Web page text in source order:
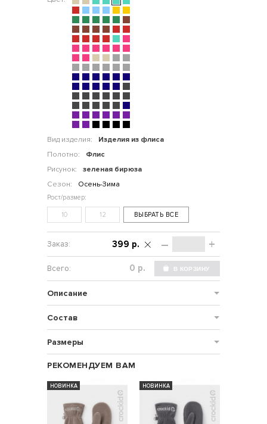
Вид изделия:
Изделия из флиса
Полотно:
Флис
Рисунок:
зеленая бирюза
Сезон:
Осень-Зима
10 12 ВЫБРАТЬ ВСЕ
– +
399 р.
р.
Описание
Состав
Размеры
РЕКОМЕНДУЕМ ВАМ
НОВИНКА НОВИНКА